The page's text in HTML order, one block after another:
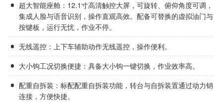
超大智能座舱：12.1寸高清触控大屏，可旋转、俯仰角度可调，
集成人脸与语音识别，操作直观高效。配备可替换的虚拟油门与
按键板，运行无忧，作业不停。
无线遥控：上下车辅助动作无线遥控，操作便利。
大小钩工况切换便捷：具备大小钩一键切换，作业效率高。
配重自拆装：标配配重自拆装功能，转台与自拆装置通过动力销
连接，方便快捷。